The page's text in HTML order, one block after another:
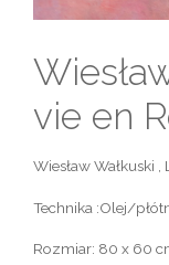
vie en
Wiesław Wałkuski
Technika :Olej/
Rozmiar: 80 x 60